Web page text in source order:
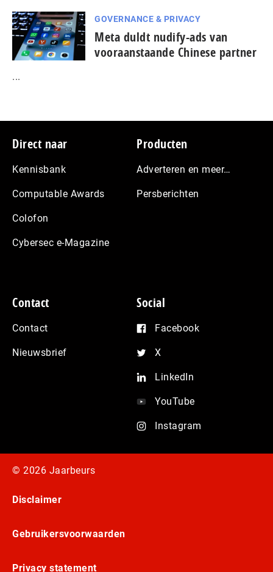
GOVERNANCE & PRIVACY
Meta duldt nudify-ads van
vooraanstaande Chinese partner
...
Footer
Direct naar
Kennisbank
Computable Awards
Colofon
Cybersec e-Magazine
Producten
Adverteren en meer…
Persberichten
Contact
Contact
Nieuwsbrief
Social
Facebook
X
LinkedIn
YouTube
Instagram
© 2026 Jaarbeurs
Disclaimer
Gebruikersvoorwaarden
Privacy statement